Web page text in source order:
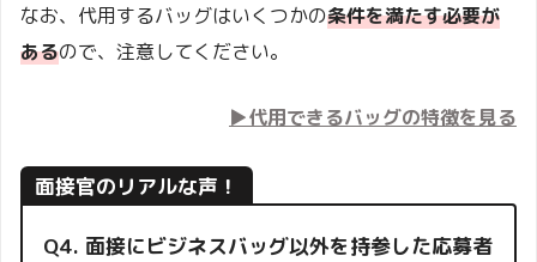
なお、代用するバッグはいくつかの条件を満たす必要が
あるので、注意してください。
▶代用できるバッグの特徴を見る
面接官のリアルな声！
Q4. 面接にビジネスバッグ以外を持参した応募者